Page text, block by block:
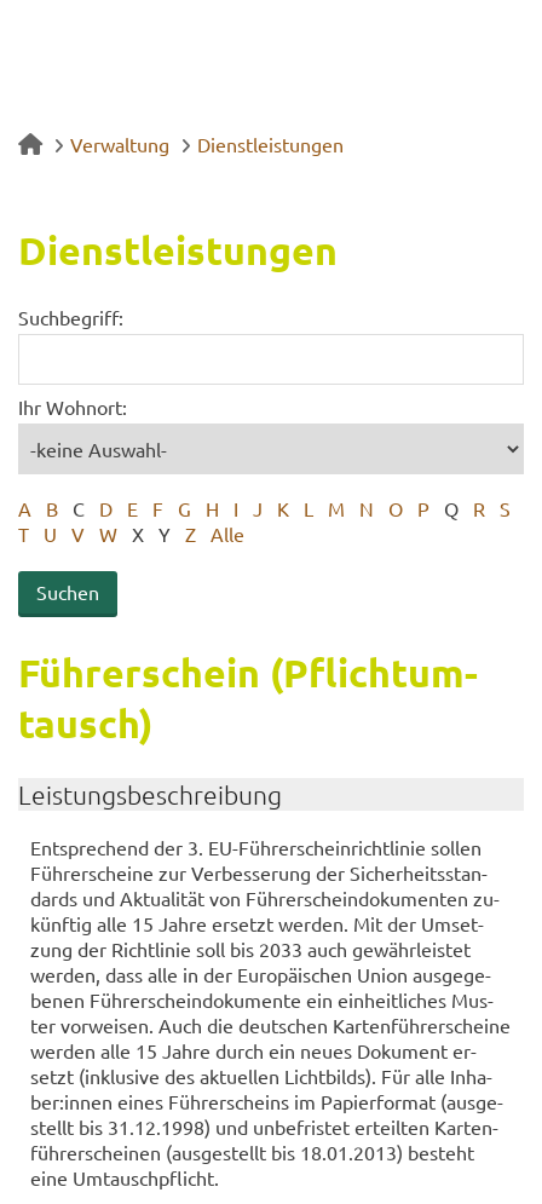
Verwaltung Dienstleistungen
Dienst­leis­tun­gen
Suchbegriff:
Ihr Wohnort:
A B C D E F G H I J K L M N O P Q R
S
T
U V W X Y Z Alle
Füh­rer­schein (Pflicht­um­
tausch)
Leis­tungs­be­schrei­bung
Ent­spre­chend der 3. EU-​Führerscheinrichtlinie sol­len
Füh­rer­schei­ne zur Ver­bes­se­rung der Si­cher­heits­stan­
dards und Ak­tua­li­tät von Füh­rer­schein­do­ku­men­ten zu­
künf­tig alle 15 Jahre er­setzt wer­den. Mit der Um­set­
zung der Richt­li­nie soll bis 2033 auch ge­währ­leis­tet
wer­den, dass alle in der Eu­ro­päi­schen Union aus­ge­ge­
be­nen Füh­rer­schein­do­ku­men­te ein ein­heit­li­ches Mus­
ter vor­wei­sen. Auch die deut­schen Kar­ten­füh­rer­schei­ne
wer­den alle 15 Jahre durch ein neues Do­ku­ment er­
setzt (in­klu­si­ve des ak­tu­el­len Licht­bilds). Für alle In­ha­
ber:innen eines Füh­rer­scheins im Pa­pier­for­mat (aus­ge­
stellt bis 31.12.1998) und un­be­fris­tet er­teil­ten Kar­ten­
füh­rer­schei­nen (aus­ge­stellt bis 18.01.2013) be­steht
eine Um­tausch­pflicht.